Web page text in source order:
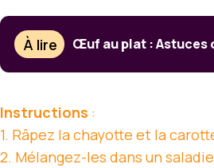
À lire Œuf au plat : Astuces
Instructions :
1. Râpez la chayotte et la
2. Mélangez-les dans un